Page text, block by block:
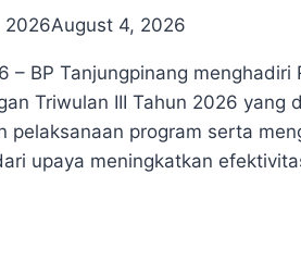
2026August 4, 2026
– BP Tanjungpinang
Triwulan III Tahun 2026
pelaksanaan program serta
upaya meningkatkan